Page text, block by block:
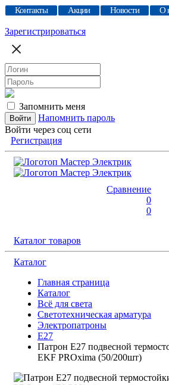
Контакты Акции Новости О
Зарегистрироваться
Запомнить меня
Напомнить пароль
Войти через соц сети
Регистрация
Сравнение
0
0
Каталог товаров
Каталог
Главная страница
Каталог
Всё для света
Светотехническая арматура
Электропатроны
Е27
Патрон Е27 подвесной
EKF PROxima (50/200шт)